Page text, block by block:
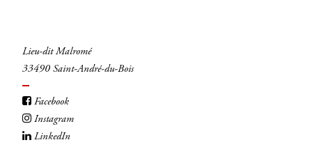
Lieu-dit Malromé
33490 Saint-André-du-Bois
Facebook
Instagram
LinkedIn